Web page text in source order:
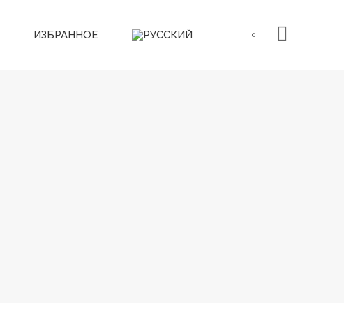
ИЗБРАННОЕ 0